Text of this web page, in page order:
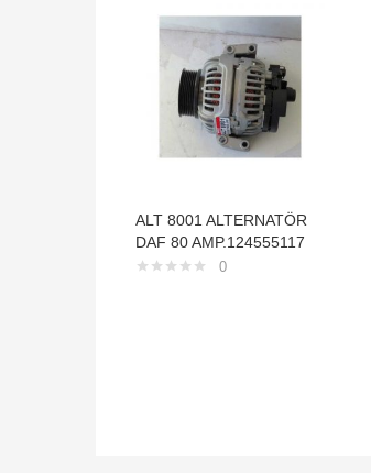
ALT 8001 ALTERNATÖR
DAF 80 AMP.124555117
0